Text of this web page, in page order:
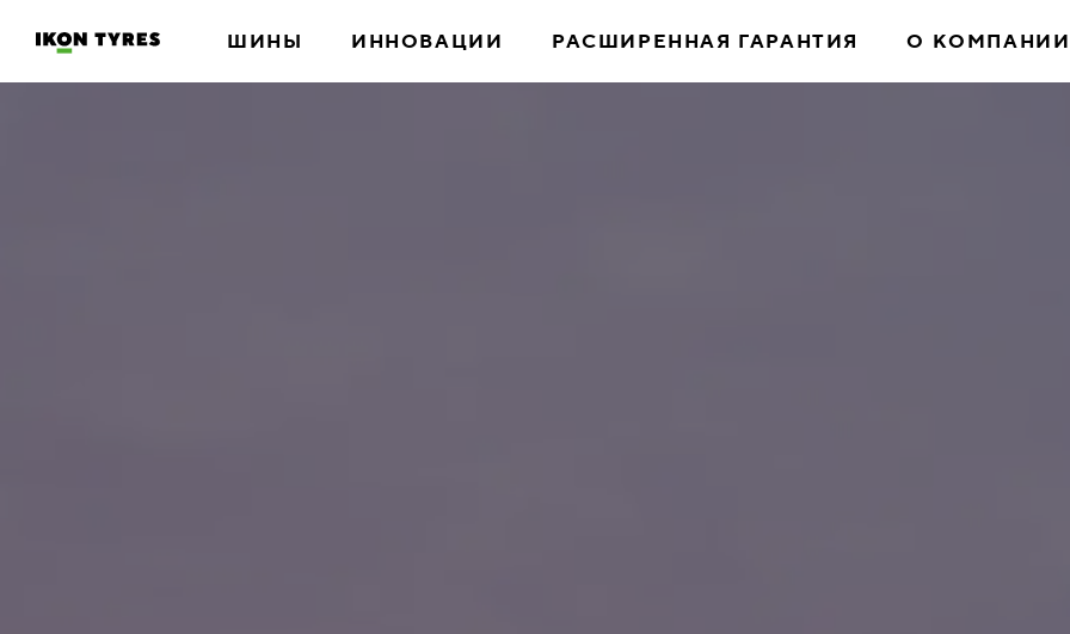
ШИНЫ ИННОВАЦИИ РАСШИРЕННАЯ ГАРАНТИЯ О КОМПАНИИ